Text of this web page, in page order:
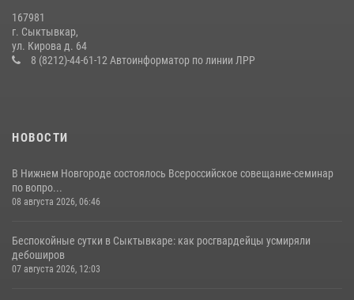
14 июля 2026, 11:49
В Коми за неделю росгвардейцы изъяли 44 единицы охотничьего
167981
г. Сыктывкар,
ул. Кирова д. 64
8 (8212)-44-61-12 Автоинформатор по линии ЛРР
НОВОСТИ
В Нижнем Новгороде состоялось Всероссийское совещание-семинар
по вопро...
08 августа 2026, 06:46
Беспокойные сутки в Сыктывкаре: как росгвардейцы усмиряли
дебоширов
07 августа 2026, 12:03